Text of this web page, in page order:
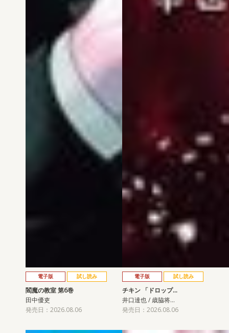
電子版 試し読み
閻魔の教室 第6巻
田中優吏
発売日：2026.08.06
電子版 試し読み
チキン 「ドロップ…
井口達也 / 歳脇将…
発売日：2026.08.06